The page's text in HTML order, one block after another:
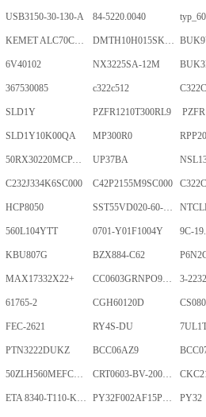
USB3150-30-130-A 84-5220.0040
KEMET ALC70C152EN450 DMTH10H015SK3Q
6V40102 NX3225SA-12M
367530085 c322c512
SLD1Y PZFR1210T300RL9
SLD1Y10K00QA MP300R0
50RX30220MCPA10X20 UP37BA
C232J334K6SC000 C42P2155M9SC000
HCP8050 SST55VD020-60-C-TQWE
560L104YTT 0701-Y01F1004Y 9C-
KBU807G BZX884-C62
MAX17332X22+ CC0603GRNPO9BN400 3-
61765-2 CGH60120D
FEC-2621 RY4S-DU
PTN3222DUKZ BCC06AZ9
50ZLH560MEFCRI12.5X25 CRT0603-BV-2001ELF
ETA 8340-T110-K1F1-ALH0-25A PY32F002AF15P6TU PY32